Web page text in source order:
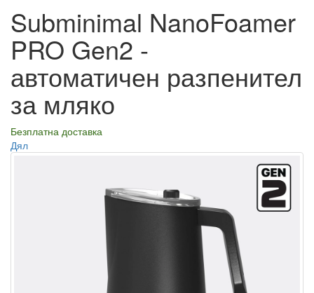
Subminimal NanoFoamer
PRO Gen2 -
автоматичен разпенител
за мляко
Безплатна доставка
Дял